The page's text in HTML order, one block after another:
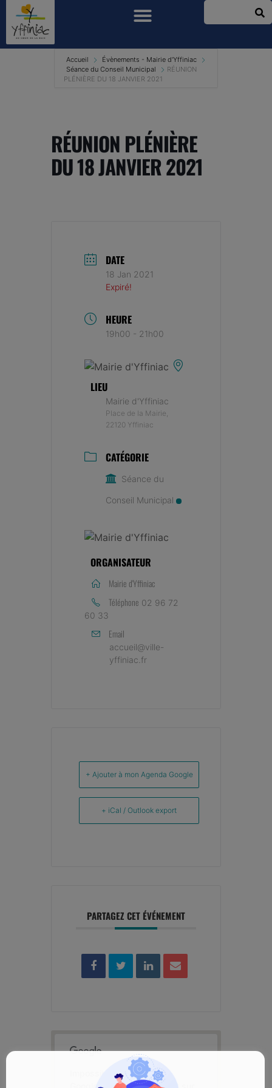
Accueil
Évènements - Mairie d'Yffiniac
Séance du Conseil Municipal
RÉUNION
PLÉNIÈRE DU 18 JANVIER 2021
RÉUNION PLÉNIÈRE
DU 18 JANVIER 2021
DATE
18 Jan 2021
Expiré!
HEURE
19h00 - 21h00
LIEU
Mairie d'Yffiniac
Place de la Mairie,
22120 Yffiniac
CATÉGORIE
Séance du
Conseil Municipal
ORGANISATEUR
Mairie d'Yffiniac
Téléphone 02 96 72
60 33
Email
accueil@ville-
yffiniac.fr
+ Ajouter à mon Agenda Google
+ iCal / Outlook export
PARTAGEZ CET ÉVÉNEMENT
Impossible de charger
Google Maps correctement sur